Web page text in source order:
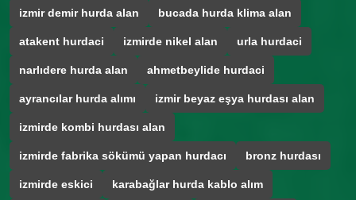
izmir demir hurda alan bucada hurda klima alan
atakent hurdaci izmirde nikel alan urla hurdaci
narlıdere hurda alan ahmetbeylide hurdaci
ayrancılar hurda alımı izmir beyaz eşya hurdası alan
izmirde kombi hurdası alan
izmirde fabrika sökümü yapan hurdacı bronz hurdası
izmirde eskici karabağlar hurda kablo alım